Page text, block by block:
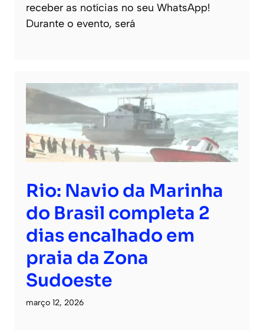
receber as notícias no seu WhatsApp!
Durante o evento, será
Rio: Navio da Marinha
do Brasil completa 2
dias encalhado em
praia da Zona
Sudoeste
março 12, 2026